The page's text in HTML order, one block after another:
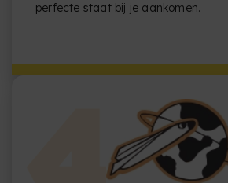
perfecte staat bij je aankomen.